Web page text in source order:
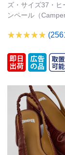
ズ・サイズ37・
ンペール（